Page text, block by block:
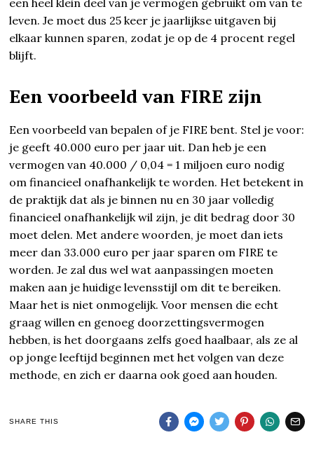
leven. Je moet dus 25 keer je jaarlijkse uitgaven bij
elkaar kunnen sparen, zodat je op de 4 procent regel
blijft.
Een voorbeeld van FIRE zijn
Een voorbeeld van bepalen of je FIRE bent. Stel je voor:
je geeft 40.000 euro per jaar uit. Dan heb je een
vermogen van 40.000 / 0,04 = 1 miljoen euro nodig
om financieel onafhankelijk te worden. Het betekent in
de praktijk dat als je binnen nu en 30 jaar volledig
financieel onafhankelijk wil zijn, je dit bedrag door 30
moet delen. Met andere woorden, je moet dan iets
meer dan 33.000 euro per jaar sparen om FIRE te
worden. Je zal dus wel wat aanpassingen moeten
maken aan je huidige levensstijl om dit te bereiken.
Maar het is niet onmogelijk. Voor mensen die echt
graag willen en genoeg doorzettingsvermogen
hebben, is het doorgaans zelfs goed haalbaar, als ze al
op jonge leeftijd beginnen met het volgen van deze
methode, en zich er daarna ook goed aan houden.
SHARE THIS